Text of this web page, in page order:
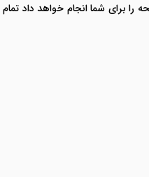
را برای شما انجام خواهد داد